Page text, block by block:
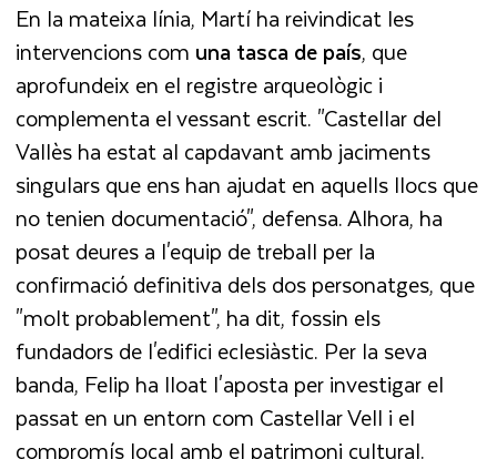
En la mateixa línia, Martí ha reivindicat les
intervencions com una tasca de país, que
aprofundeix en el registre arqueològic i
complementa el vessant escrit. "Castellar del
Vallès ha estat al capdavant amb jaciments
singulars que ens han ajudat en aquells llocs que
no tenien documentació", defensa. Alhora, ha
posat deures a l'equip de treball per la
confirmació definitiva dels dos personatges, que
"molt probablement", ha dit, fossin els
fundadors de l'edifici eclesiàstic. Per la seva
banda, Felip ha lloat l'aposta per investigar el
passat en un entorn com Castellar Vell i el
compromís local amb el patrimoni cultural.